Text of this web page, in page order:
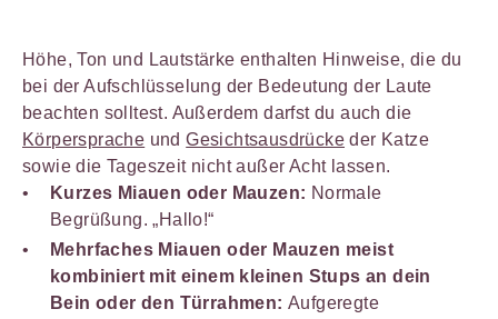
Höhe, Ton und Lautstärke enthalten Hinweise, die du
bei der Aufschlüsselung der Bedeutung der Laute
beachten solltest. Außerdem darfst du auch die
Körpersprache undGesichtsausdrücke der Katze
sowie die Tageszeit nicht außer Acht lassen.
Kurzes Miauen oder Mauzen: Normale
Begrüßung. „Hallo!“
Mehrfaches Miauen oder Mauzen meist
kombiniert mit einem kleinen Stups an dein
Bein oder den Türrahmen: Aufgeregte